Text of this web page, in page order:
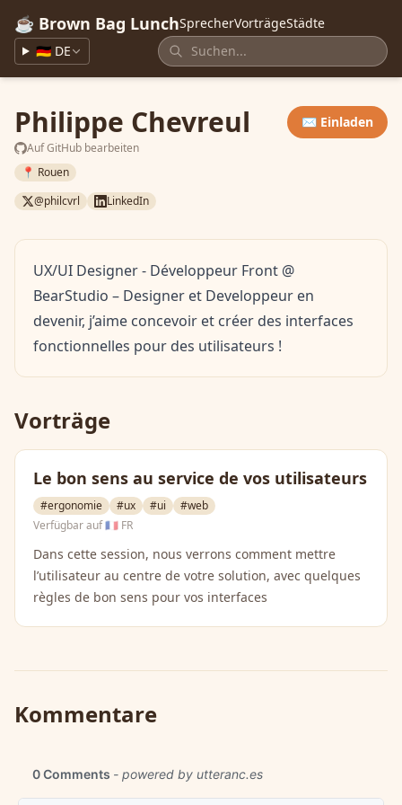
☕ Brown Bag LunchSprecherVorträgeStädte
🇩🇪 DE
Philippe Chevreul
Auf GitHub bearbeiten
✉️ Einladen
📍 Rouen
@philcvrl
LinkedIn
UX/UI Designer - Développeur Front @
BearStudio – Designer et Developpeur en
devenir, j’aime concevoir et créer des interfaces
fonctionnelles pour des utilisateurs !
Vorträge
Le bon sens au service de vos utilisateurs
#ergonomie #ux #ui
#web
Verfügbar auf🇫🇷 FR
Dans cette session, nous verrons comment mettre
l’utilisateur au centre de votre solution, avec quelques
règles de bon sens pour vos interfaces
Kommentare